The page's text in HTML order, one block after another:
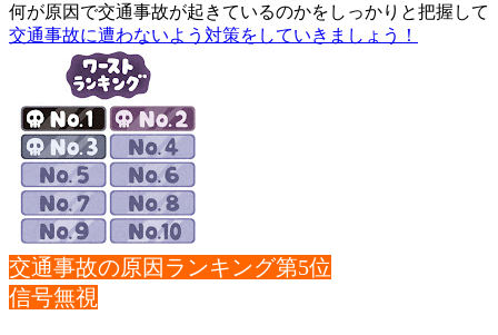
何が原因で交通事故が起きているのかをしっかりと把握して
交通事故に遭わないよう対策をしていきましょう！
交通事故の原因ランキング第5位
信号無視